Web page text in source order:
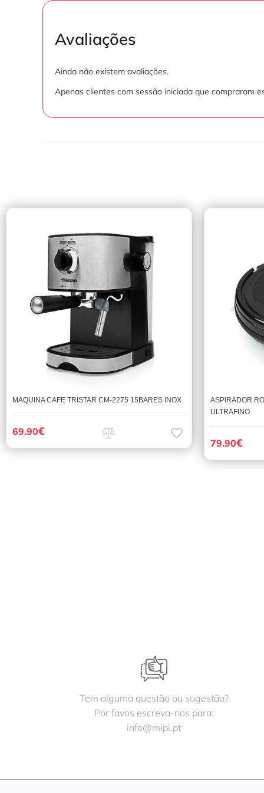
Avaliações
Ainda não existem avaliações.
Apenas clientes com sessão iniciada que compraram
MAQUINA CAFE TRISTAR CM-2275 15BARES INOX
69.90€
ASPIRADOR
ULTRAFINO
79.90€
Tem alguma questão ou sugestão?
Por favos escreva-nos para:
info@mipi.pt